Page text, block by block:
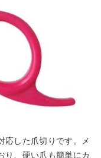
応した爪切りです。メ
り、硬い爪も簡単にカ